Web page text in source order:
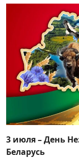
3 июля – День
Беларусь